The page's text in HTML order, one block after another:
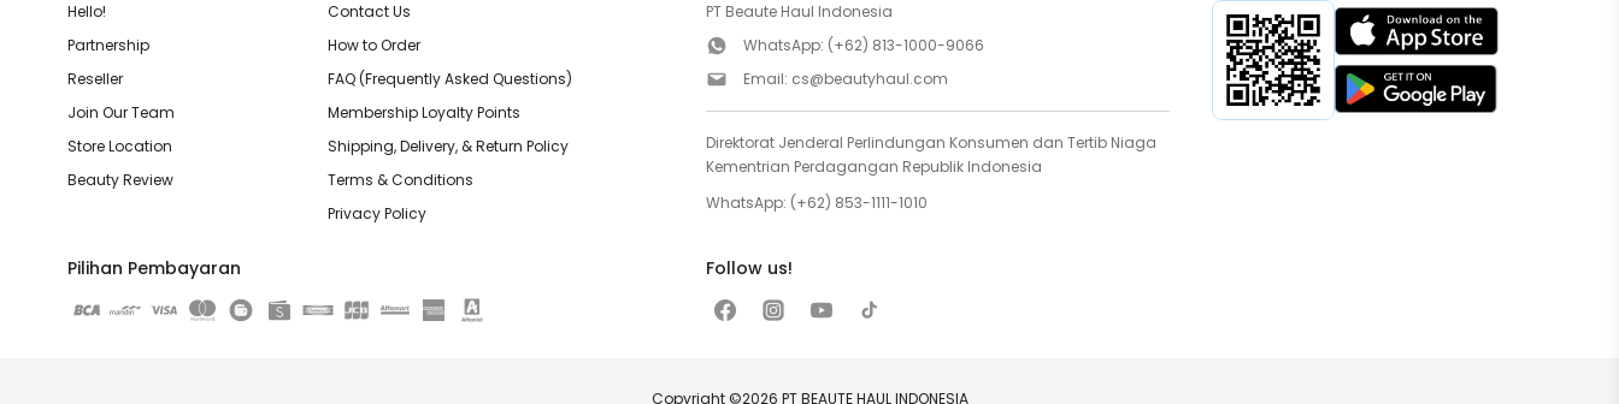
Hello!
Partnership
Reseller
Join Our Team
Store Location
Beauty Review
Contact Us
How to Order
FAQ (Frequently Asked Questions)
Membership Loyalty Points
Shipping, Delivery, & Return Policy
Terms & Conditions
Privacy Policy
PT Beaute Haul Indonesia
WhatsApp: (+62) 813-1000-9066
Email: cs@beautyhaul.com
Direktorat Jenderal Perlindungan Konsumen dan Tertib Niaga
Kementrian Perdagangan Republik Indonesia
WhatsApp: (+62) 853-1111-1010
Pilihan Pembayaran Follow us!
Copyright ©2026 PT BEAUTE HAUL INDONESIA